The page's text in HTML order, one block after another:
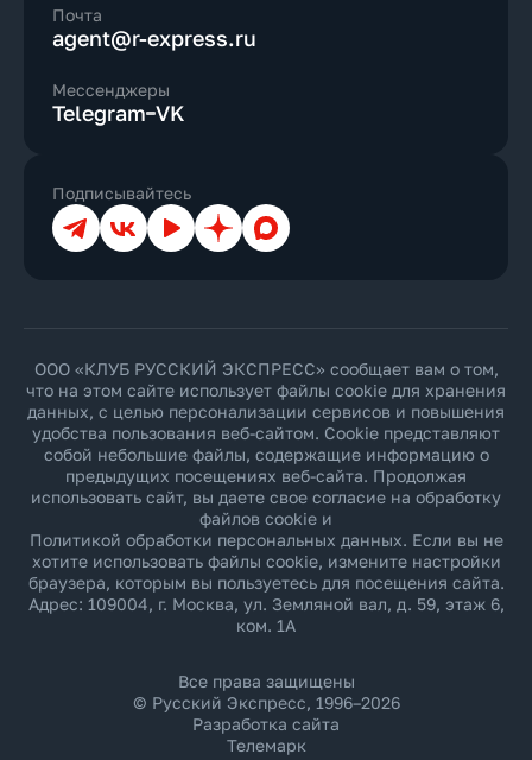
Почта
agent@r-express.ru
Мессенджеры
Telegram VK
Подписывайтесь
ТелеграмВКонтакте
YouTubeДзен Max
ООО «КЛУБ РУССКИЙ ЭКСПРЕСС» сообщает вам о том,
что на этом сайте использует файлы cookie для хранения
данных, с целью персонализации сервисов и повышения
удобства пользования веб-сайтом. Cookie представляют
собой небольшие файлы, содержащие информацию о
предыдущих посещениях веб-сайта. Продолжая
использовать сайт, вы даете свое согласие на обработку
файлов cookie и
Политикой обработки персональных данных. Если вы не
хотите использовать файлы cookie, измените настройки
браузера, которым вы пользуетесь для посещения сайта.
Адрес: 109004, г. Москва, ул. Земляной вал, д. 59, этаж 6,
ком. 1А
Все права защищены
© Русский Экспресс, 1996–2026
Разработка сайта
Телемарк